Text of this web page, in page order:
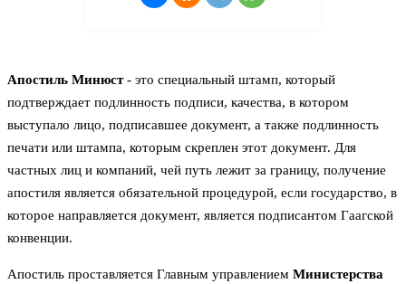
Апостиль Минюст- это специальный штамп, который
подтверждает подлинность подписи, качества, в котором
выступало лицо, подписавшее документ, а также подлинность
печати или штампа, которым скреплен этот документ. Для
частных лиц и компаний, чей путь лежит за границу, получение
апостиля является обязательной процедурой, если государство, в
которое направляется документ, является подписантом Гаагской
конвенции.
Апостиль проставляется Главным управлением Министерства